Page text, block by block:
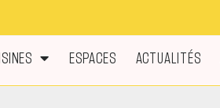
ESPACES ACTUALITÉS